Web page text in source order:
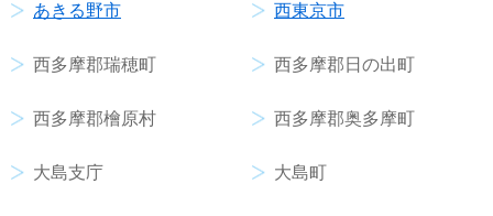
あきる野市 西東京市
西多摩郡瑞穂町 西多摩郡日の出町
西多摩郡檜原村 西多摩郡奥多摩町
大島支庁 大島町